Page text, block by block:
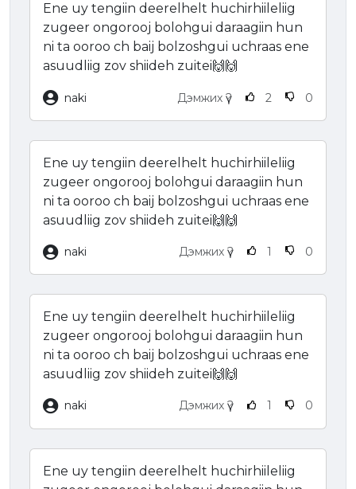
Ene uy tengiin deerelhelt huchirhiileliig
zugeer ongorooj bolohgui daraagiin hun
ni ta ooroo ch baij bolzoshgui uchraas ene
asuudliig zov shiideh zuitei🙌🙌
naki Дэмжих үү? 2 0
Ene uy tengiin deerelhelt huchirhiileliig
zugeer ongorooj bolohgui daraagiin hun
ni ta ooroo ch baij bolzoshgui uchraas ene
asuudliig zov shiideh zuitei🙌🙌
naki Дэмжих үү? 1 0
Ene uy tengiin deerelhelt huchirhiileliig
zugeer ongorooj bolohgui daraagiin hun
ni ta ooroo ch baij bolzoshgui uchraas ene
asuudliig zov shiideh zuitei🙌🙌
naki Дэмжих үү? 1 0
Ene uy tengiin deerelhelt huchirhiileliig